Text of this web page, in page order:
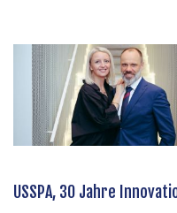
USSPA, 30 Jahre